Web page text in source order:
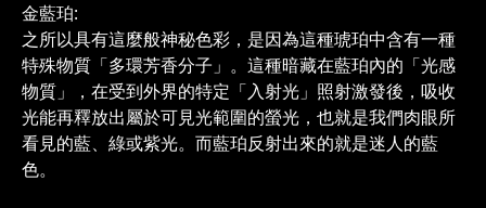
金藍珀:
之所以具有這麼般神秘色彩，是因為這種琥珀中含有一種
特殊物質「多環芳香分子」。這種暗藏在藍珀內的「光感
物質」，在受到外界的特定「入射光」照射激發後，吸收
光能再釋放出屬於可見光範圍的螢光，也就是我們肉眼所
看見的藍、綠或紫光。而藍珀反射出來的就是迷人的藍
色。